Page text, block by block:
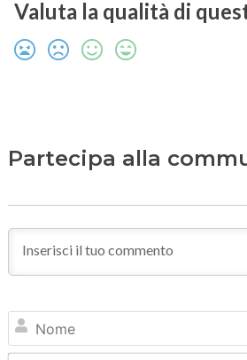
Valuta la qualità di
Partecipa alla